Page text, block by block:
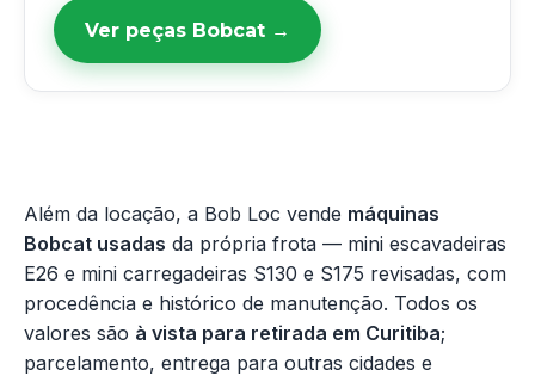
Ver peças Bobcat →
Além da locação, a Bob Loc vende máquinas
Bobcat usadas da própria frota — mini escavadeiras
E26 e mini carregadeiras S130 e S175 revisadas, com
procedência e histórico de manutenção. Todos os
valores são à vista para retirada em Curitiba;
parcelamento, entrega para outras cidades e